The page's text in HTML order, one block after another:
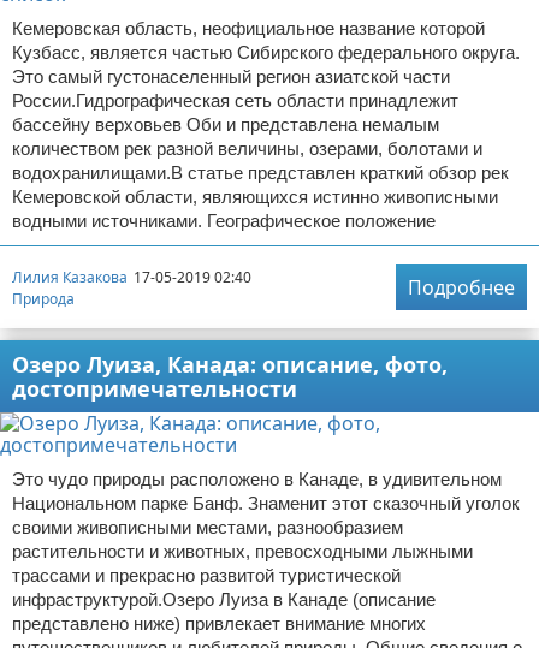
Кемеровская область, неофициальное название которой
Кузбасс, является частью Сибирского федерального округа.
Это самый густонаселенный регион азиатской части
России.Гидрографическая сеть области принадлежит
бассейну верховьев Оби и представлена немалым
количеством рек разной величины, озерами, болотами и
водохранилищами.В статье представлен краткий обзор рек
Кемеровской области, являющихся истинно живописными
водными источниками. Географическое положение
Лилия Казакова 17-05-2019 02:40
Природа
Подробнее
Озеро Луиза, Канада: описание, фото,
достопримечательности
Это чудо природы расположено в Канаде, в удивительном
Национальном парке Банф. Знаменит этот сказочный уголок
своими живописными местами, разнообразием
растительности и животных, превосходными лыжными
трассами и прекрасно развитой туристической
инфраструктурой.Озеро Луиза в Канаде (описание
представлено ниже) привлекает внимание многих